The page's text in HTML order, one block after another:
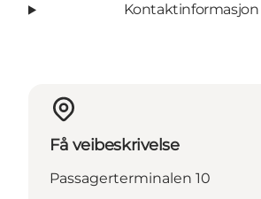
Kontaktinformasjon
Få veibeskrivelse
Passagerterminalen 10